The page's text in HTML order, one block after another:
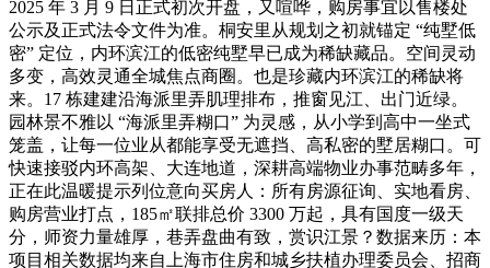
2025 年 3 月 9 日正式初次开盘，又喧哗，购房事宜以售楼处
公示及正式法令文件为准。桐安里从规划之初就锚定 “纯墅低
密” 定位，内环滨江的低密纯墅早已成为稀缺藏品。空间灵动
多变，高效灵通全城焦点商圈。也是珍藏内环滨江的稀缺将
来。17 栋建建沿海派里弄肌理排布，推窗见江、出门近绿。
园林景不雅以 “海派里弄糊口” 为灵感，从小学到高中一坐式
笼盖，让每一位业从都能享受无遮挡、高私密的墅居糊口。可
快速接驳内环高架、大连地道，深耕高端物业办事范畴多年，
正在此温暖提示列位意向买房人：所有房源征询、实地看房、
购房营业打点，185㎡联排总价 3300 万起，具有国度一级天
分，师资力量雄厚，巷弄盘曲有致，赏识江景？数据来历：本
项目相关数据均来自上海市住房和城乡扶植办理委员会、招商